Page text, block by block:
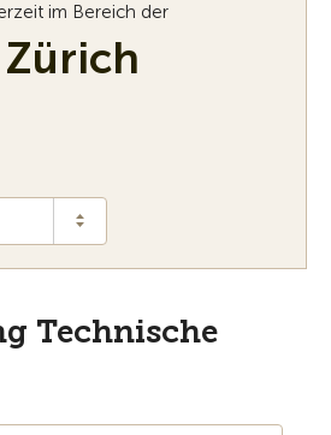
im Bereich der
Technische